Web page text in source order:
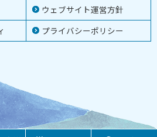
ウェブサイト運営方針
プライバシーポリシー